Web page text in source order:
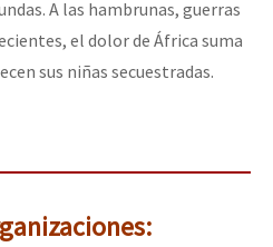
A las hambrunas, guerras
el dolor de África suma
sus niñas secuestradas.